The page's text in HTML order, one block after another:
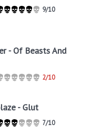
9/10
- Of Beasts And
2/10
- Glut
7/10